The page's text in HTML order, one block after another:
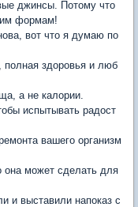
джинсы. Потому что
формам!
вот что я думаю по
полная здоровья и люб
а не калории.
испытывать радост
вашего организм
она может сделать для
и выставили напоказ с